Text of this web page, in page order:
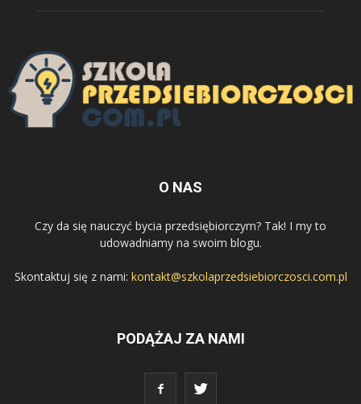
O NAS
Czy da się nauczyć bycia przedsiębiorczym? Tak! I my to
udowadniamy na swoim blogu.
Skontaktuj się z nami: kontakt@szkolaprzedsiebiorczosci.com.pl
PODĄŻAJ ZA NAMI